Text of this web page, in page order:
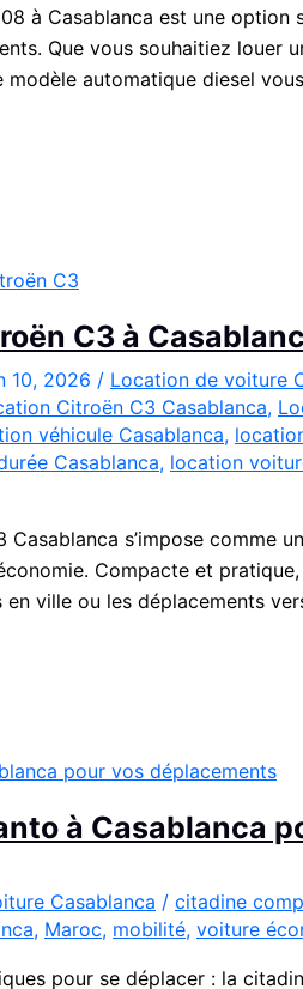
à Casablanca est une option
Que vous souhaitiez louer
automatique diesel
C3 à
10, 2026 / Location de voiture
Citroën C3 Casablanca,
véhicule Casablanca,
Casablanca, location
s’impose comme
Compacte et
ville ou les déplacements
à Casablanca
Casablanca / citadine
, Maroc, mobilité, voiture
pour se déplacer : la